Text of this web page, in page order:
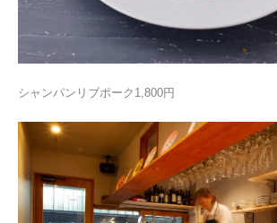
シャンパンリブポーク1,800円